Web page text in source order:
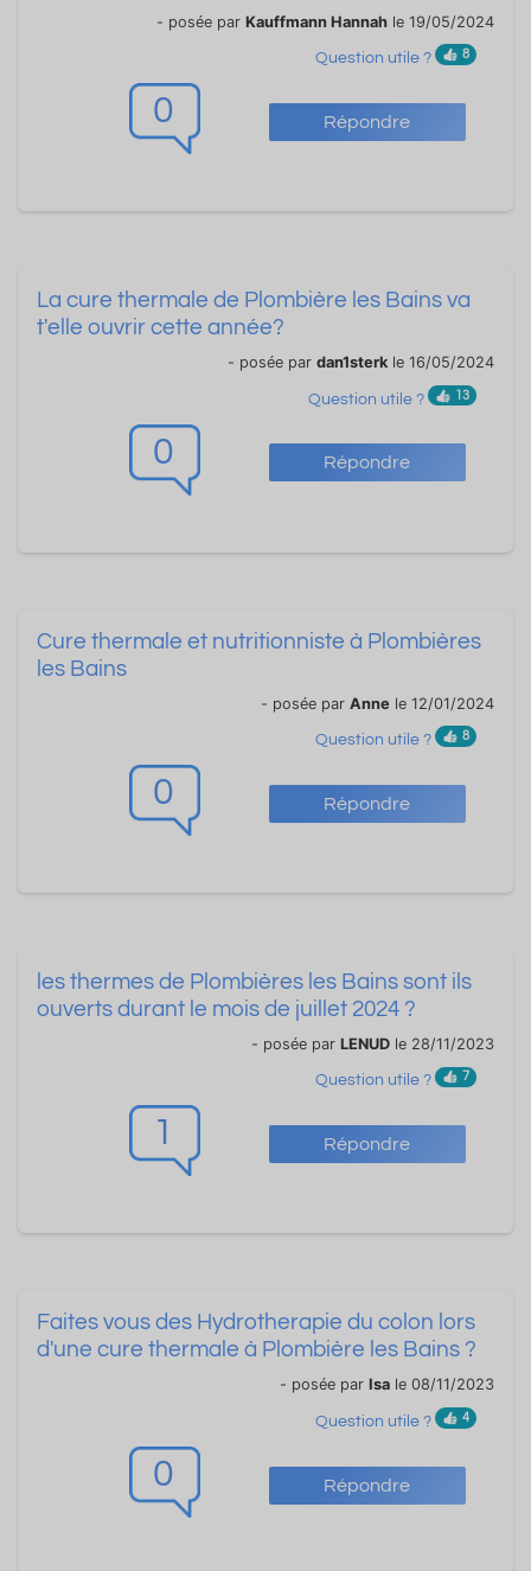
0 Répondre
- posée par Kauffmann Hannah le 19/05/2024
Question utile ? 8
0 Répondre
La cure thermale de Plombière les Bains va
t'elle ouvrir cette année?
- posée par dan1sterk le 16/05/2024
Question utile ? 13
0 Répondre
Cure thermale et nutritionniste à Plombières
les Bains
- posée par Anne le 12/01/2024
Question utile ? 8
1 Répondre
les thermes de Plombières les Bains sont ils
ouverts durant le mois de juillet 2024 ?
- posée par LENUD le 28/11/2023
Question utile ? 7
0 Répondre
Faites vous des Hydrotherapie du colon lors
d'une cure thermale à Plombière les Bains ?
- posée par Isa le 08/11/2023
Question utile ? 4